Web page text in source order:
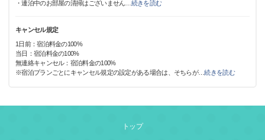
・連泊中のお部屋の清掃はございません
続きを読む
キャンセル規定
1日前：宿泊料金の100%
当日：宿泊料金の100%
無連絡キャンセル：宿泊料金の100%
※宿泊プランごとにキャンセル規定の設定がある場合は、そちらが…続きを読む
トップ